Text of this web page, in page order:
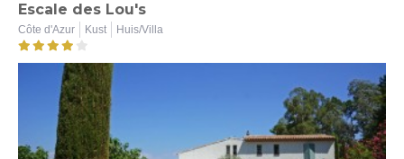
Sterren
3 (1)
3,5 (2)
4 (10)
4,5 (2)
Escale des Lou's
Côte d'Azur Kust Huis/Villa